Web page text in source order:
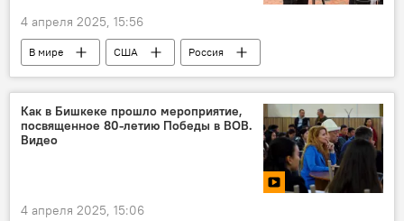
4 апреля 2025, 15:56
В мире США
Россия
Украина
Кирилл Дмитриев
переговоры
Как в Бишкеке прошло мероприятие,
посвященное 80-летию Победы в ВОВ.
Видео
4 апреля 2025, 15:06